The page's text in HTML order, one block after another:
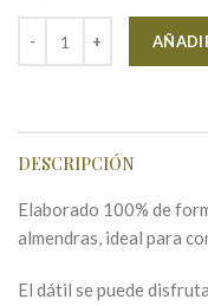
DESCRIPCIÓN
Elaborado 100% de
almendras, ideal para
El dátil se puede